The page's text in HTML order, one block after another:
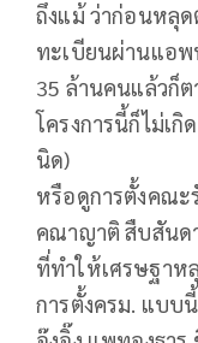
ถึงแม้ ว่าก่อนหลุ
ทะเบียนผ่านแอพ
35 ล้านคนแล้วก็ต
โครงการนี้ก็ไม่เกิ
นิด)
หรือดูการตั้งคณะ
คณาญาติ สืบสันด
ที่ทำให้เศรษฐาห
การตั้งครม. แบบ